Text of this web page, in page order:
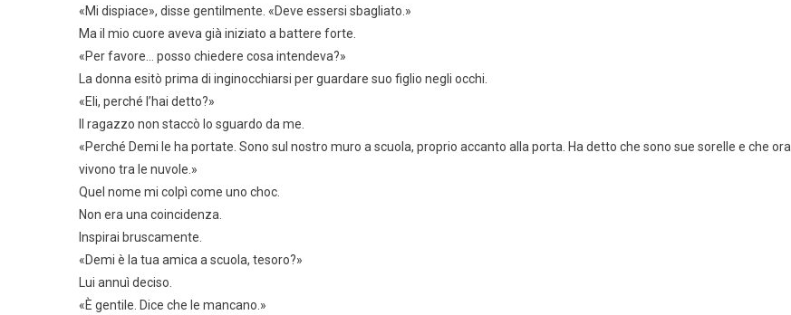
«Mi dispiace», disse gentilmente. «Deve essersi sbagliato.»
Ma il mio cuore aveva già iniziato a battere forte.
«Per favore… posso chiedere cosa intendeva?»
La donna esitò prima di inginocchiarsi per guardare suo figlio negli occhi.
«Eli, perché l’hai detto?»
Il ragazzo non staccò lo sguardo da me.
«Perché Demi le ha portate. Sono sul nostro muro a scuola, proprio accanto alla porta. Ha detto che sono sue sorelle e che ora
vivono tra le nuvole.»
Quel nome mi colpì come uno choc.
Non era una coincidenza.
Inspirai bruscamente.
«Demi è la tua amica a scuola, tesoro?»
Lui annuì deciso.
«È gentile. Dice che le mancano.»